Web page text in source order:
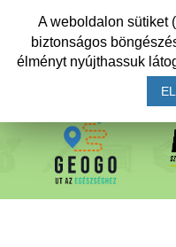
A weboldalon sütiket
biztonságos
élményt nyújthassuk